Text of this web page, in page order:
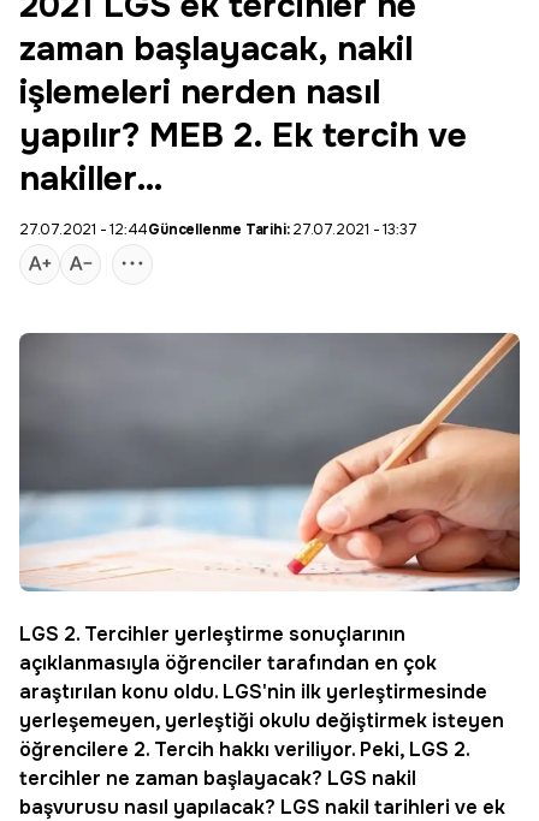
zaman başlayacak, nakil
işlemeleri nerden nasıl
yapılır? MEB 2. Ek tercih ve
nakiller…
27.07.2021 - 12:44Güncellenme Tarihi:27.07.2021 - 13:37
LGS 2. Tercihler yerleştirme sonuçlarının
açıklanmasıyla öğrenciler tarafından en çok
araştırılan konu oldu. LGS'nin ilk yerleştirmesinde
yerleşemeyen, yerleştiği okulu değiştirmek isteyen
öğrencilere 2. Tercih hakkı veriliyor. Peki, LGS 2.
tercihler ne zaman başlayacak? LGS nakil
başvurusu nasıl yapılacak? LGS nakil tarihleri ve ek